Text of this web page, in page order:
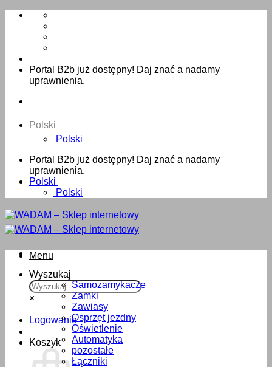
Skip
Portal B2b już dostępny! Daj znać a nadamy
uprawnienia.
Polski
Polski
Portal B2b już dostępny! Daj znać a nadamy
uprawnienia.
Polski
Polski
Wyszukaj
×
Logowanie
Koszyk
Menu
Samozamykacze
Zamki
Zawiasy
Osprzęt jezdny
Oświetlenie
Automatyka
pozostałe
Łączniki